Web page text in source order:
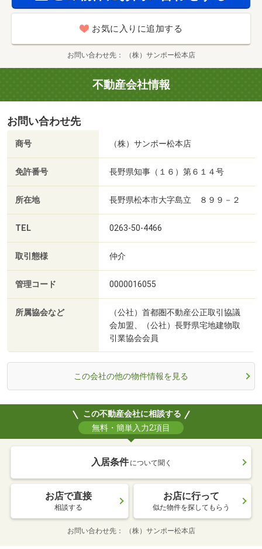
お気に入りに追加する
お問い合わせ先 （株）サンポー松本店
不動産会社情報
お問い合わせ先
商号 （株）サンポー松本店
免許番号 長野県知事（１６）第６１４号
所在地 長野県松本市大字島立 ８９９－２
TEL 0263-50-4466
取引態様 仲介
管理コード 0000016055
所属協会など
（公社）首都圏不動産公正取引協議
会加盟、（公社）長野県宅地建物取
引業協会会員
この会社の他の物件情報を見る
この不動産会社に相談する
無料・簡単入力2項目
入居条件 について聞く
お店で直接
相談する
お店に行って
似た物件を探してもらう
お問い合わせ先 （株）サンポー松本店